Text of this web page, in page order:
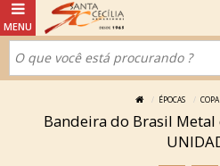
ÉPOCAS
Bandeira do Brasil